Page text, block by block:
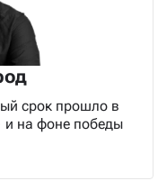
срок прошло в
и на фоне победы